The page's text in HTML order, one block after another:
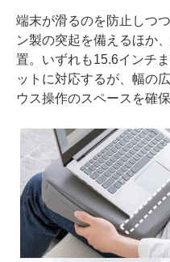
端末が滑るのを防止しつ
ン製の突起を備えるほか
置。いずれも15.6インチ
ットに対応するが、幅の
ウス操作のスペースを確保